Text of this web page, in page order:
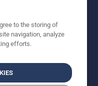
priklauso autoriui.
kaina (RMK),
to the storing of
navigation, analyze
efforts.